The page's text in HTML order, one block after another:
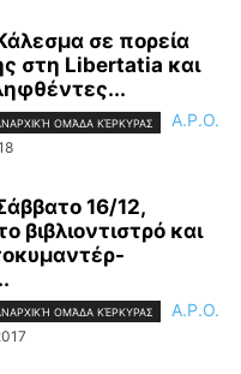
σε πορεία
στη Libertatia και
ΟΜΆΔΑ ΚΈΡΚΥΡΑΣ
A.P.O.
16/12,
βιβλιοντιστρό και
ΟΜΆΔΑ ΚΈΡΚΥΡΑΣ
A.P.O.